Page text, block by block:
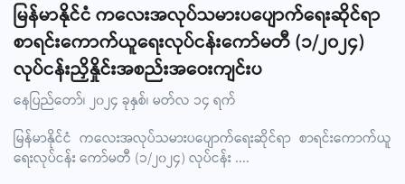
မြန်မာနိုင်ငံ ကလေးအလုပ်သမားပပျောက်ရေးဆိုင်ရာ
စာရင်းကောက်ယူရေးလုပ်ငန်းကော်မတီ (၁/၂၀၂၄)
လုပ်ငန်းညှိနှိုင်းအစည်းအဝေးကျင်းပ
နေပြည်တော်၊ ၂၀၂၄ ခုနှစ်၊ မတ်လ ၁၄ ရက်
မြန်မာနိုင်ငံ ကလေးအလုပ်သမားပပျောက်ရေးဆိုင်ရာ စာရင်းကောက်ယူ
ရေးလုပ်ငန်း ကော်မတီ (၁/၂၀၂၄) လုပ်ငန်း ....